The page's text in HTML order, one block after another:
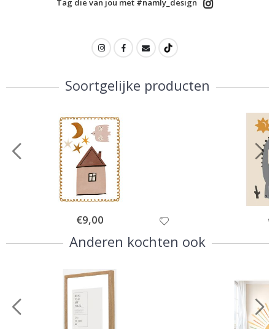
Tag die van jou met #namly_design
Soortgelijke producten
Special
Price
€9,00
Anderen kochten ook